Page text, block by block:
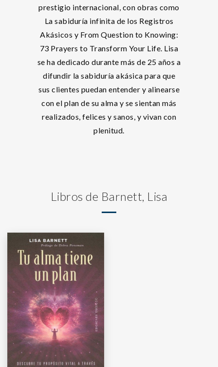
prestigio internacional, con obras como
La sabiduría infinita de los Registros
Akásicos y From Question to Knowing:
73 Prayers to Transform Your Life. Lisa
se ha dedicado durante más de 25 años a
difundir la sabiduría akásica para que
sus clientes puedan entender y alinearse
con el plan de su alma y se sientan más
realizados, felices y sanos, y vivan con
plenitud.
Libros de Barnett, Lisa